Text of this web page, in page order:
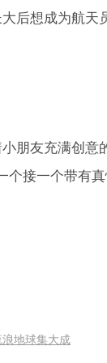
后想成为航天
朋友充满创意
个接一个带有
地球集大成